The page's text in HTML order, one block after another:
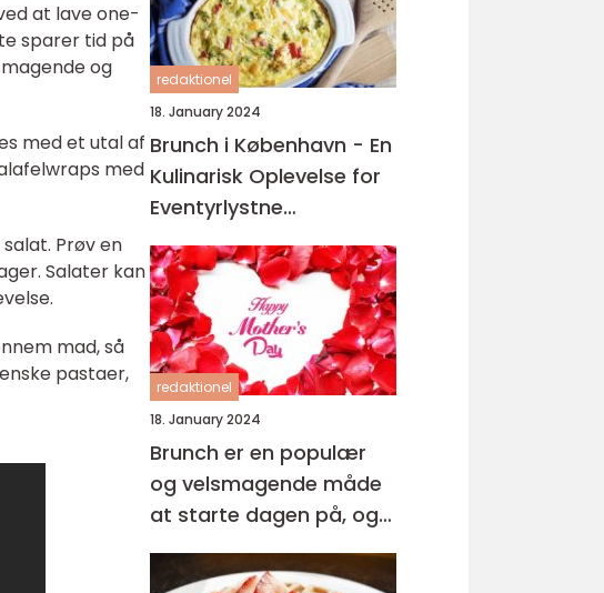
at lave one-
sparer tid på
og
med et utal af
med
Prøv en
Salater kan
mad, så
pastaer,
redaktionel
18. January 2024
Brunch i København - En
Kulinarisk Oplevelse for
Eventyrlystne
Backpackere
redaktionel
18. January 2024
Brunch er en populær
og velsmagende måde
at starte dagen på, og
der er ingen bedre sted
at nyde denne lækre